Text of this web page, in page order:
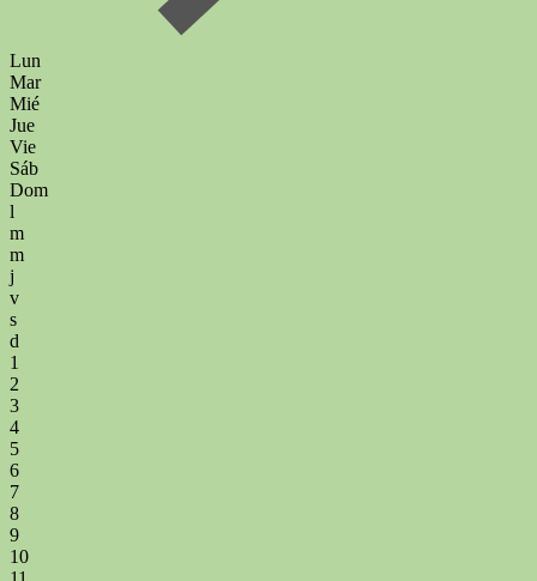
Lun
Mar
Mié
Jue
Vie
Sáb
Dom
l
m
m
j
v
s
d
1
2
3
4
5
6
7
8
9
10